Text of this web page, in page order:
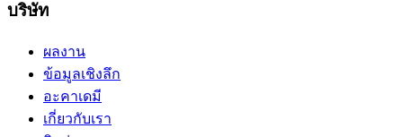
บริษัท
ผลงาน
ข้อมูลเชิงลึก
อะคาเดมี
เกี่ยวกับเรา